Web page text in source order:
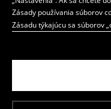
Zásady používania súborov
Zásadu týkajúcu sa súborov